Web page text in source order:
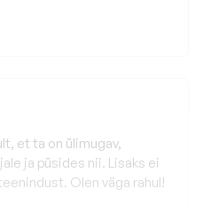
et ta on ülimugav,
ja püsides nii. Lisaks ei
Olen väga rahul!